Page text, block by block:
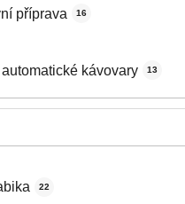
příprava 16
kávovary 13
22